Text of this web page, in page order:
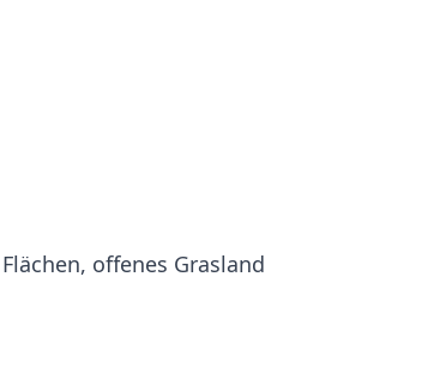
offenes Grasland